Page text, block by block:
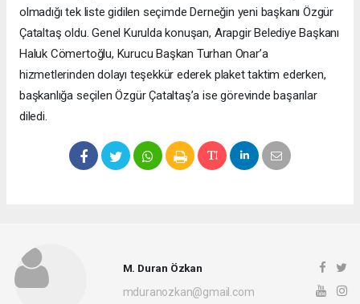
olmadığı tek liste gidilen seçimde Derneğin yeni başkanı Özgür
Çataltaş oldu. Genel Kurulda konuşan, Arapgir Belediye Başkanı
Haluk Cömertoğlu, Kurucu Başkan Turhan Onar’a
hizmetlerinden dolayı teşekkür ederek plaket taktim ederken,
başkanlığa seçilen Özgür Çataltaş’a ise görevinde başarılar
diledi.
M. Duran Özkan
mduranozkan@gmail.com